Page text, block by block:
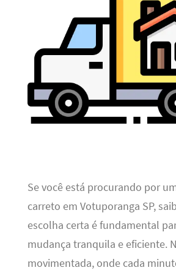
Se você está procurando por
carreto em Votuporanga SP,
escolha certa é fundamental
mudança tranquila e eficiente.
movimentada, onde cada